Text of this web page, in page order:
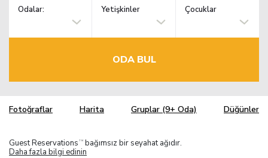
Odalar: Yetişkinler Çocuklar
ODA BUL
Fotoğraflar Harita Gruplar (9+ Oda) Düğünler
Guest Reservations TM bağımsız bir seyahat ağıdır.
Daha fazla bilgi edinin